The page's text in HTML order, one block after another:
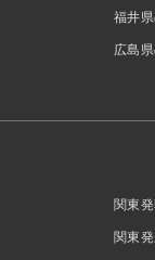
福井
広島
関東
関東